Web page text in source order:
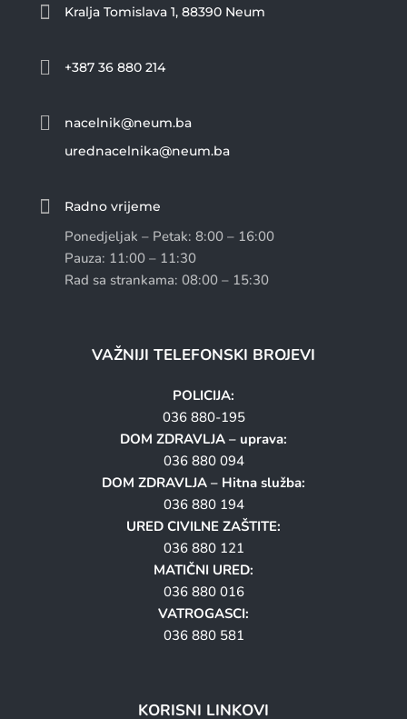
 Kralja Tomislava 1, 88390 Neum
 +387 36 880 214

nacelnik@neum.ba
urednacelnika@neum.ba
 Radno vrijeme
Ponedjeljak – Petak: 8:00 – 16:00
Pauza: 11:00 – 11:30
Rad sa strankama: 08:00 – 15:30
VAŽNIJI TELEFONSKI BROJEVI
POLICIJA:
036 880-195
DOM ZDRAVLJA – uprava:
036 880 094
DOM ZDRAVLJA – Hitna služba:
036 880 194
URED CIVILNE ZAŠTITE:
036 880 121
MATIČNI URED:
036 880 016
VATROGASCI:
036 880 581
KORISNI LINKOVI